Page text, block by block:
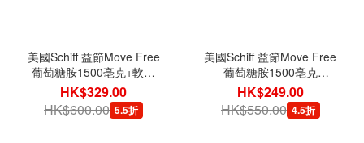
美國Schiff 益節Move Free
葡萄糖胺1500亳克+軟骨
素200亳克 (4合1) 200片
HK$329.00
HK$600.00 5.5折
美國Schiff 益節Move Free
葡萄糖胺1500亳克
+MSM1500毫克+軟骨素
200亳克(5合1) 120片
HK$249.00
HK$550.00 4.5折